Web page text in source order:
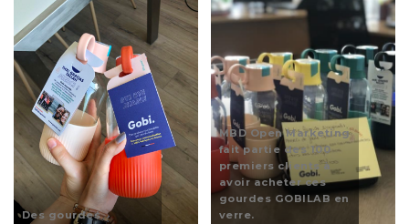
Des gourdes
MBD Open Marketing
fait partie des 100
premiers clients à
avoir acheter ces
gourdes GOBILAB en
verre.